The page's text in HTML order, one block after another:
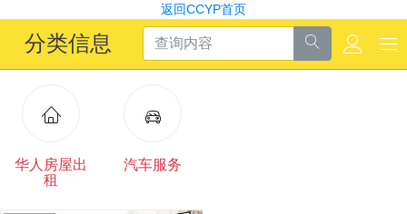
返回CCYP首页
分类信息
华人房屋出
租
汽车服务